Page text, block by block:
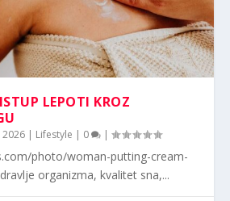
LEPOTI KROZ
2026 | Lifestyle | 0 |
photo/woman-putting-cream-
organizma, kvalitet sna,...